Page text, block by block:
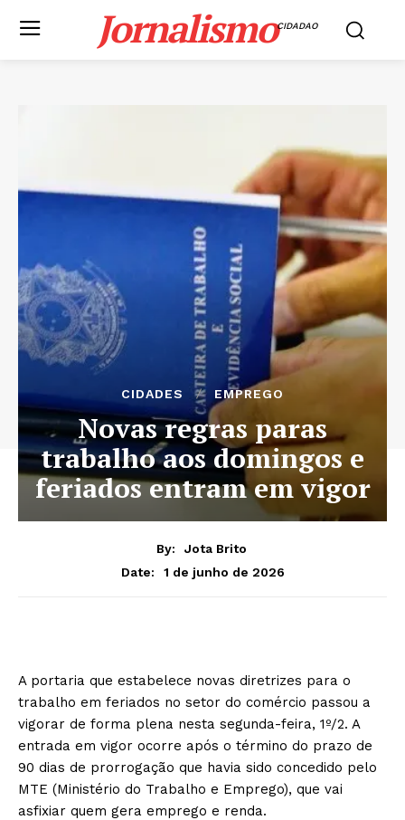
JornalismoCIDADAO
CIDADES EMPREGO
Novas regras paras
trabalho aos domingos e
feriados entram em vigor
By:
Jota Brito
Date:
1 de junho de 2026
A portaria que estabelece novas diretrizes para o
trabalho em feriados no setor do comércio passou a
vigorar de forma plena nesta segunda-feira, 1º/2. A
entrada em vigor ocorre após o término do prazo de
90 dias de prorrogação que havia sido concedido pelo
MTE (Ministério do Trabalho e Emprego), que vai
asfixiar quem gera emprego e renda.